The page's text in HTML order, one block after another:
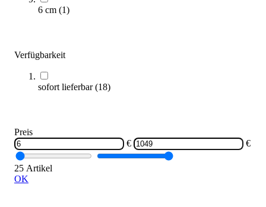
6 cm (1)
Verfügbarkeit
sofort lieferbar(18)
Preis
€
€
25 Artikel
OK
Längere Lieferzeit
aerobis® revvll® PRO Seiltrainer
1.048,00 €
Zum Produkt